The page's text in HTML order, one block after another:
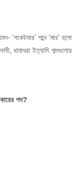
‘পকেটমার’ শব্দে ‘মার’ হলো
ধামাধরা ইত্যাদি শব্দগুলোর
পদ?